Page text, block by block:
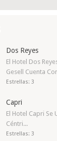
Dos Reyes
El Hotel Dos
Gesell Cuenta
Estrellas: 3
Capri
El Hotel Capri Se
Céntri...
Estrellas: 3